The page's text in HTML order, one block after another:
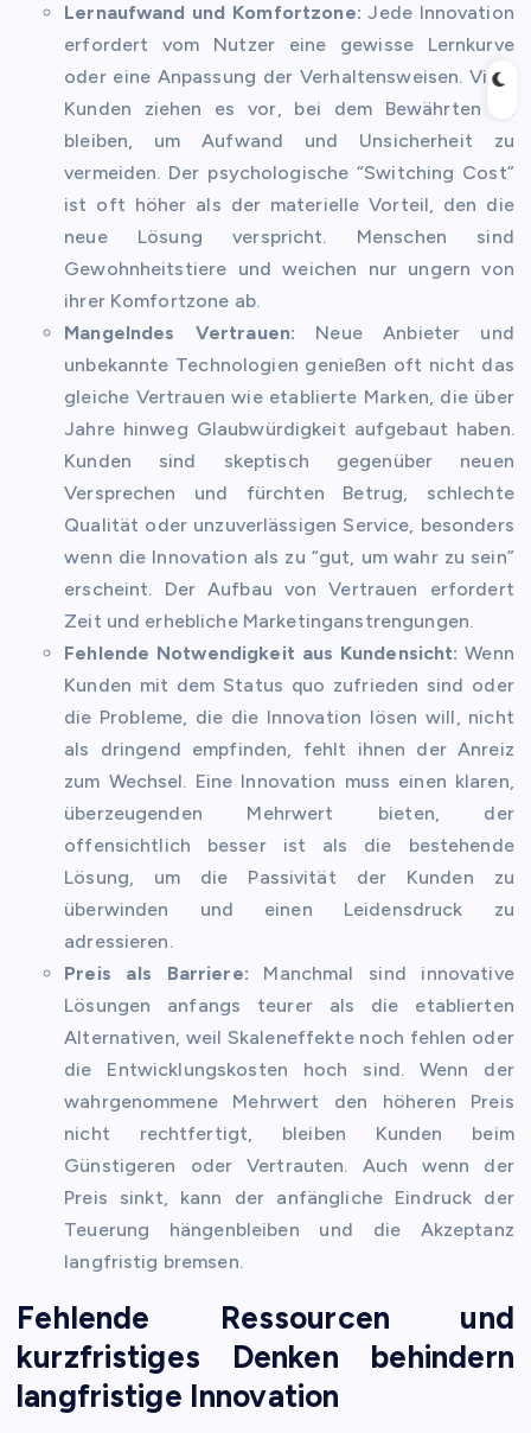
Lernaufwand und Komfortzone: Jede Innovation
erfordert vom Nutzer eine gewisse Lernkurve
oder eine Anpassung der Verhaltensweisen. Viele
Kunden ziehen es vor, bei dem Bewährten zu
bleiben, um Aufwand und Unsicherheit zu
vermeiden. Der psychologische “Switching Cost”
ist oft höher als der materielle Vorteil, den die
neue Lösung verspricht. Menschen sind
Gewohnheitstiere und weichen nur ungern von
ihrer Komfortzone ab.
Mangelndes Vertrauen: Neue Anbieter und
unbekannte Technologien genießen oft nicht das
gleiche Vertrauen wie etablierte Marken, die über
Jahre hinweg Glaubwürdigkeit aufgebaut haben.
Kunden sind skeptisch gegenüber neuen
Versprechen und fürchten Betrug, schlechte
Qualität oder unzuverlässigen Service, besonders
wenn die Innovation als zu “gut, um wahr zu sein”
erscheint. Der Aufbau von Vertrauen erfordert
Zeit und erhebliche Marketinganstrengungen.
Fehlende Notwendigkeit aus Kundensicht: Wenn
Kunden mit dem Status quo zufrieden sind oder
die Probleme, die die Innovation lösen will, nicht
als dringend empfinden, fehlt ihnen der Anreiz
zum Wechsel. Eine Innovation muss einen klaren,
überzeugenden Mehrwert bieten, der
offensichtlich besser ist als die bestehende
Lösung, um die Passivität der Kunden zu
überwinden und einen Leidensdruck zu
adressieren.
Preis als Barriere: Manchmal sind innovative
Lösungen anfangs teurer als die etablierten
Alternativen, weil Skaleneffekte noch fehlen oder
die Entwicklungskosten hoch sind. Wenn der
wahrgenommene Mehrwert den höheren Preis
nicht rechtfertigt, bleiben Kunden beim
Günstigeren oder Vertrauten. Auch wenn der
Preis sinkt, kann der anfängliche Eindruck der
Teuerung hängenbleiben und die Akzeptanz
langfristig bremsen.
Fehlende Ressourcen und
kurzfristiges Denken behindern
langfristige Innovation